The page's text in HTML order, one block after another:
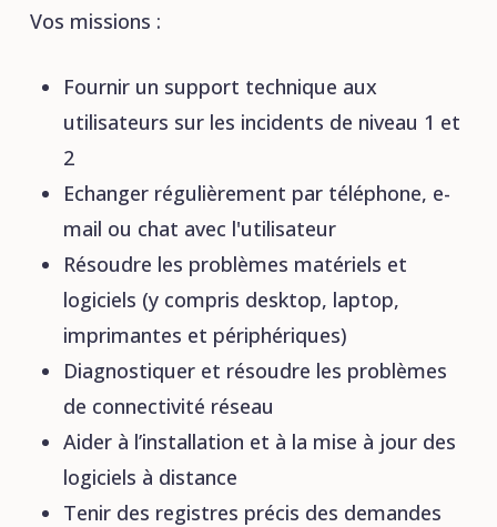
Vos missions :
Fournir un support technique aux
utilisateurs sur les incidents de niveau 1 et
2
Echanger régulièrement par téléphone, e-
mail ou chat avec l'utilisateur
Résoudre les problèmes matériels et
logiciels (y compris desktop, laptop,
imprimantes et périphériques)
Diagnostiquer et résoudre les problèmes
de connectivité réseau
Aider à l’installation et à la mise à jour des
logiciels à distance
Tenir des registres précis des demandes